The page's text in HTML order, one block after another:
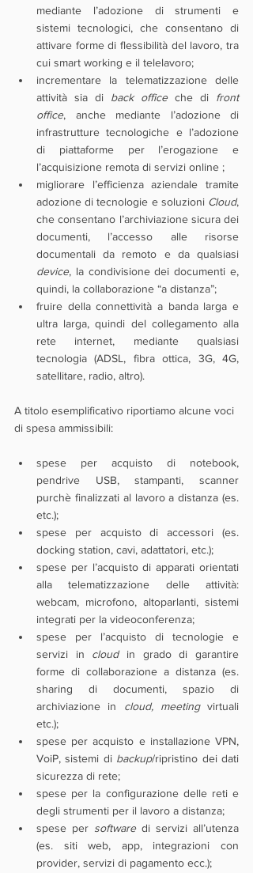
mediante l’adozione di strumenti e
sistemi tecnologici, che consentano di
attivare forme di flessibilità del lavoro, tra
cui smart working e il telelavoro;
incrementare la telematizzazione delle
attività sia di back office che di front
office, anche mediante l’adozione di
infrastrutture tecnologiche e l’adozione
di piattaforme per l’erogazione e
l’acquisizione remota di servizi online ;
migliorare l’efficienza aziendale tramite
adozione di tecnologie e soluzioni Cloud,
che consentano l’archiviazione sicura dei
documenti, l’accesso alle risorse
device, la condivisione dei documenti e,
quindi, la collaborazione “a distanza”;
fruire della connettività a banda larga e
ultra larga, quindi del collegamento alla
rete internet, mediante qualsiasi
tecnologia (ADSL, fibra ottica, 3G, 4G,
satellitare, radio, altro).
A titolo esemplificativo riportiamo alcune voci
di spesa ammissibili:
spese per acquisto di notebook,
pendrive USB, stampanti, scanner
purchè finalizzati al lavoro a distanza (es.
etc.);
spese per acquisto di accessori (es.
docking station, cavi, adattatori, etc.);
spese per l’acquisto di apparati orientati
alla telematizzazione delle attività:
webcam, microfono, altoparlanti, sistemi
integrati per la videoconferenza;
spese per l’acquisto di tecnologie e
servizi in cloud in grado di garantire
forme di collaborazione a distanza (es.
sharing di documenti, spazio di
archiviazione in cloud, meeting virtuali
etc.);
spese per acquisto e installazione VPN,
VoiP, sistemi di backup/ripristino dei dati
sicurezza di rete;
spese per la configurazione delle reti e
degli strumenti per il lavoro a distanza;
spese per software di servizi all’utenza
(es. siti web, app, integrazioni con
provider, servizi di pagamento ecc.);